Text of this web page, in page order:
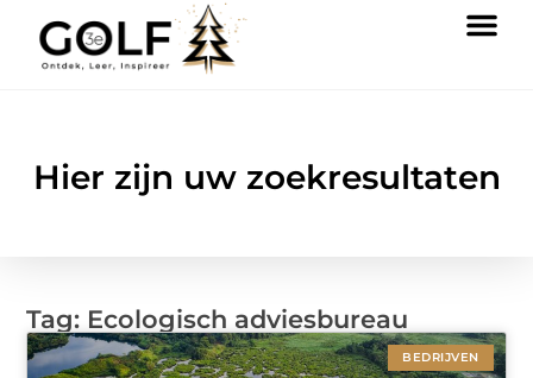
Hier zijn uw zoekresultaten
Tag: Ecologisch adviesbureau
BEDRIJVEN